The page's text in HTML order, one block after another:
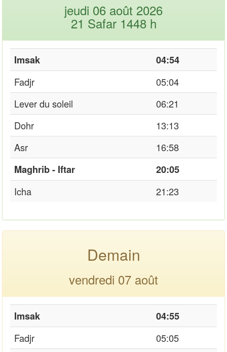
jeudi 06 août 2026
21 Safar 1448 h
Imsak
04:54
Fadjr
05:04
Lever du soleil
06:21
Dohr
13:13
Asr
16:58
Maghrib - Iftar
20:05
Icha
21:23
Demain
vendredi 07 août
Imsak
04:55
Fadjr
05:05